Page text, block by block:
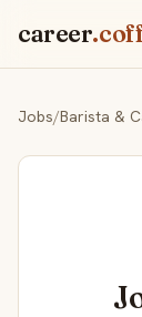
career
Jobs/Barista &